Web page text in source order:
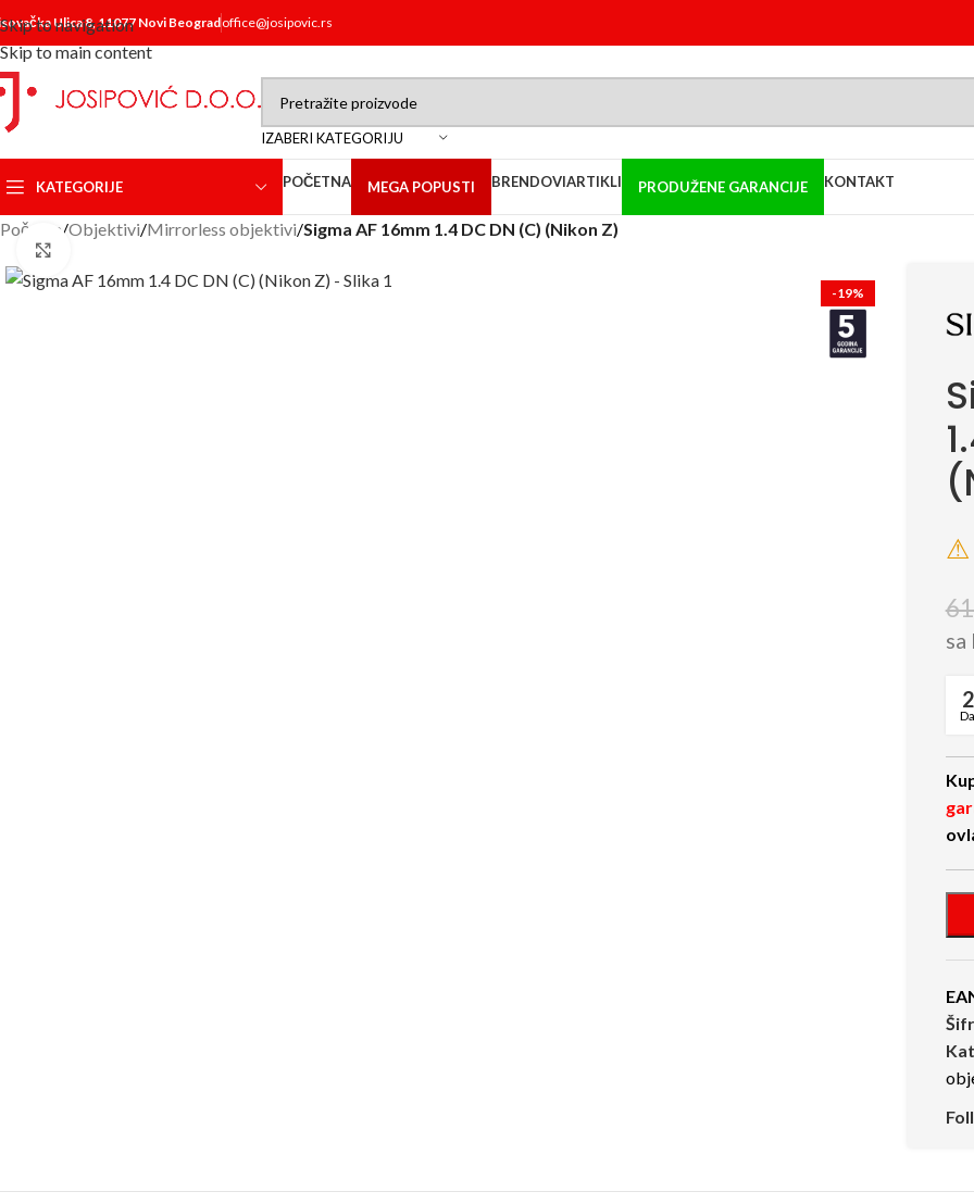
Skip to navigation
Skip to main content
Ulica 8, 11077 Novi Beogradoffice@josipovic.rs
IZABERI KATEGORIJU
KATEGORIJE POČETNA MEGA POPUSTI BRENDOVIARTIKLI PRODUŽENE GARANCIJE KONTAKT
Početna/Objektivi/Mirrorless objektivi/Sigma AF 16mm 1.4 DC DN (C) (Nikon Z)
-19%
⚠
sa